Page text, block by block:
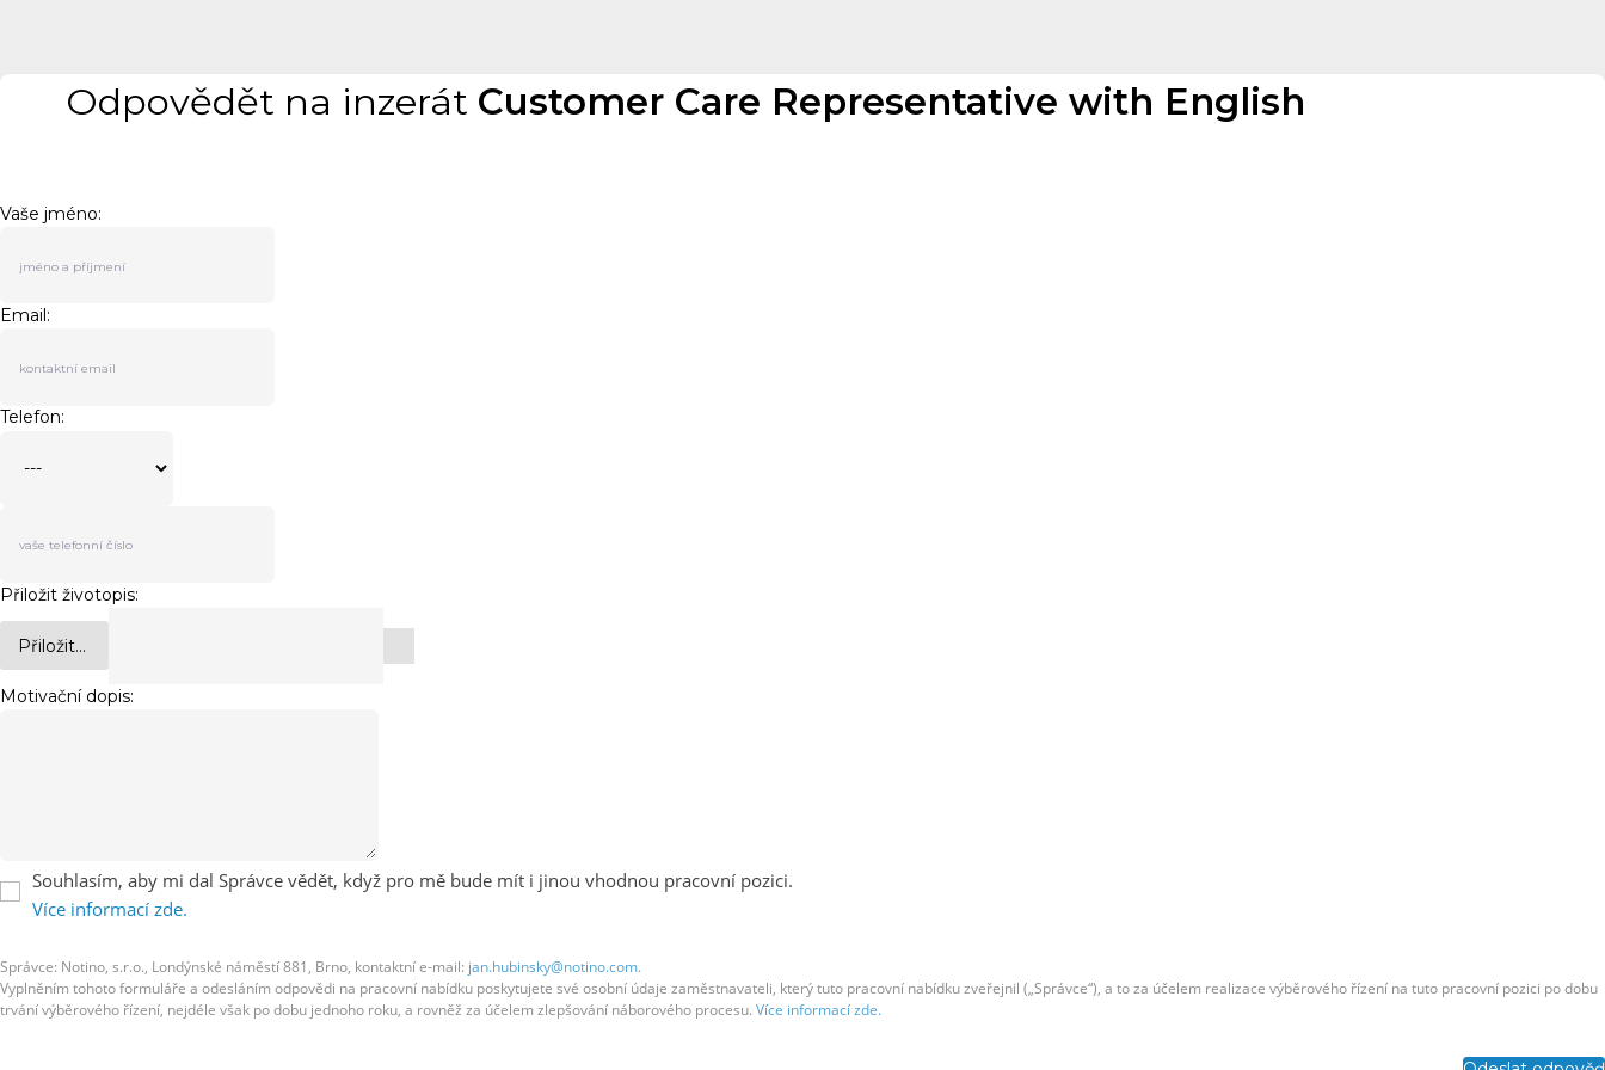
Odpovědět na inzerát Customer Care Representative with English
Vaše jméno:
Email:
Telefon:
Přiložit životopis:
Přiložit...
Motivační dopis:
Souhlasím, aby mi dal Správce vědět, když pro mě bude mít i jinou vhodnou pracovní pozici.
Více informací zde.
Správce: Notino, s.r.o., Londýnské náměstí 881, Brno, kontaktní e-mail: jan.hubinsky@notino.com.
Vyplněním tohoto formuláře a odesláním odpovědi na pracovní nabídku poskytujete své osobní údaje zaměstnavateli, který tuto pracovní nabídku zveřejnil („Správce“), a to za účelem realizace výběrového řízení na tuto pracovní pozici po dobu
trvání výběrového řízení, nejdéle však po dobu jednoho roku, a rovněž za účelem zlepšování náborového procesu. Více informací zde.